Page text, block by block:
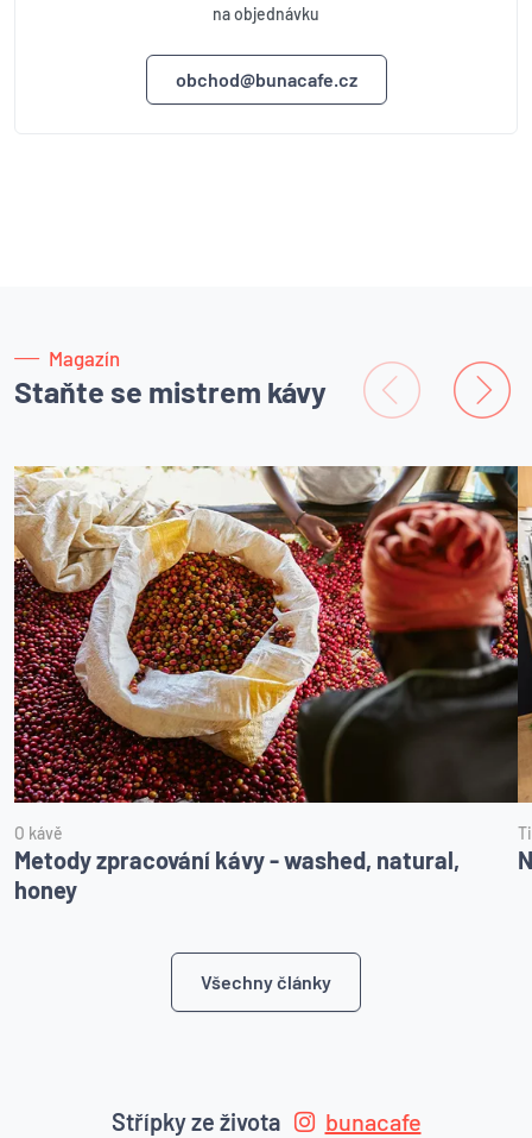
na objednávku
obchod@bunacafe.cz
Magazín
Staňte se mistrem kávy
O kávě
Metody zpracování kávy - washed, natural,
honey
Všechny články
Střípky ze života bunacafe